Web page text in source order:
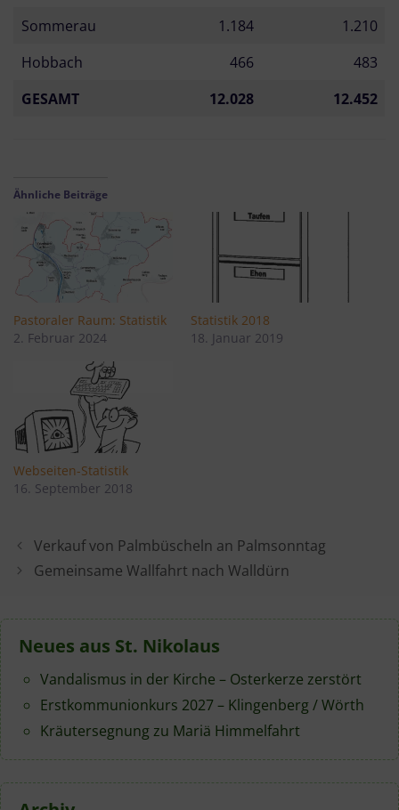
Sommerau
1.184
1.210
Hobbach
466
483
GESAMT
12.028 12.452
Ähnliche Beiträge
Pastoraler Raum: Statistik
2. Februar 2024
Statistik 2018
18. Januar 2019
Webseiten-Statistik
16. September 2018
Verkauf von Palmbüscheln an Palmsonntag
Gemeinsame Wallfahrt nach Walldürn
Neues aus St. Nikolaus
Vandalismus in der Kirche – Osterkerze zerstört
Erstkommunionkurs 2027 – Klingenberg / Wörth
Kräutersegnung zu Mariä Himmelfahrt